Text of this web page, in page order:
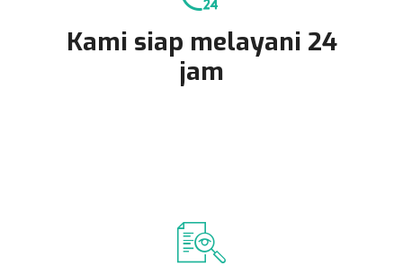
Kami siap melayani 24
jam